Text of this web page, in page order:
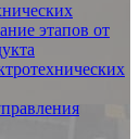
этапов от